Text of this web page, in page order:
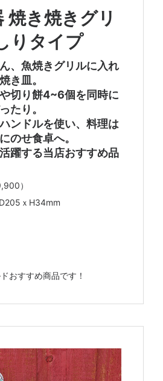
焼き焼きグリ
りタイプ
、魚焼きグリルに入れ
き皿。
切り餅4~6個を同時に
たり。
ンドルを使い、料理は
のせ食卓へ。
躍する当店おすすめ品
）
ｘH34mm
おすすめ商品です！